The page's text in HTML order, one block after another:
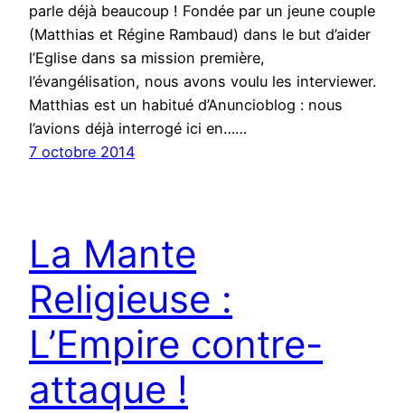
parle déjà beaucoup ! Fondée par un jeune couple
(Matthias et Régine Rambaud) dans le but d’aider
l’Eglise dans sa mission première,
l’évangélisation, nous avons voulu les interviewer.
Matthias est un habitué d’Anuncioblog : nous
l’avions déjà interrogé ici en……
7 octobre 2014
La Mante
Religieuse :
L’Empire contre-
attaque !